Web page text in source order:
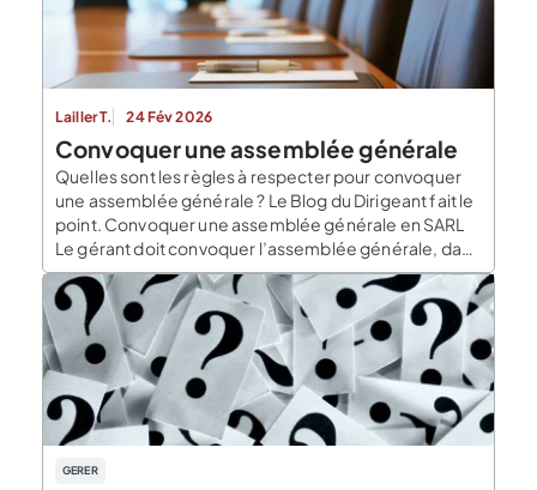
Lailler T. 24 Fév 2026
Convoquer une assemblée générale
Quelles sont les règles à respecter pour convoquer
une assemblée générale ? Le Blog du Dirigeant fait le
point. Convoquer une assemblée générale en SARL
Le gérant doit convoquer l’assemblée générale, dans
les 6 mois de clôture de l’exercice. S’il ne le fait pas,
les associés peuvent le mettre en demeure de la
convoquer, ou en […]
GERER